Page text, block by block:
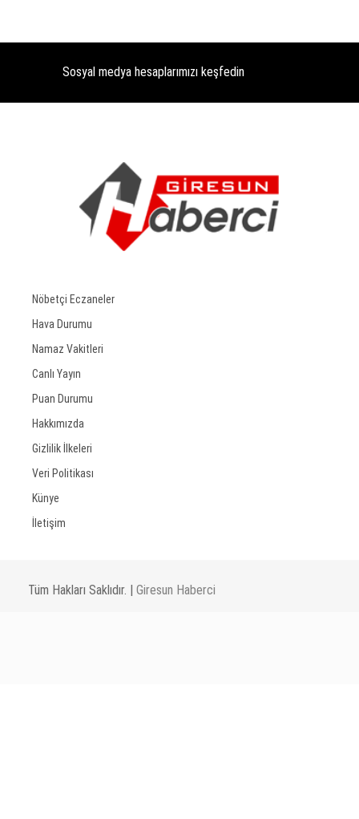
Sosyal medya hesaplarımızı keşfedin
Nöbetçi Eczaneler
Hava Durumu
Namaz Vakitleri
Canlı Yayın
Puan Durumu
Hakkımızda
Gizlilik İlkeleri
Veri Politikası
Künye
İletişim
Tüm Hakları Saklıdır. | Giresun Haberci